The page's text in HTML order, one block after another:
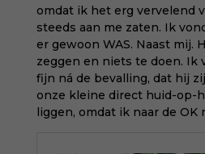
omdat ik het erg vervelend
steeds aan me zaten. Ik
er gewoon WAS. Naast mij.
zeggen en niets te doen. Ik
fijn ná de bevalling, dat hij
onze kleine direct huid-op-
liggen, omdat ik naar de OK